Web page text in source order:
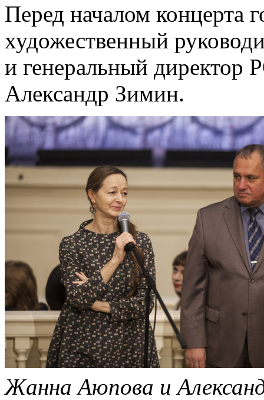
Перед началом концерта
художественный
и генеральный
Александр Зимин.
Жанна Аюпова и